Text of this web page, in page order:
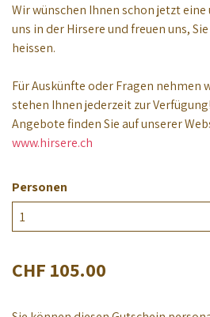
Wir wünschen Ihnen schon jetzt
uns in der Hirsere und freuen uns,
heissen.
Für Auskünfte oder Fragen nehmen
stehen Ihnen jederzeit zur
Angebote finden Sie auf unserer
www.hirsere.ch
Personen
CHF 105.00